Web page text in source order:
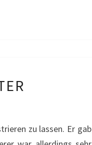
zu lassen. Er gab